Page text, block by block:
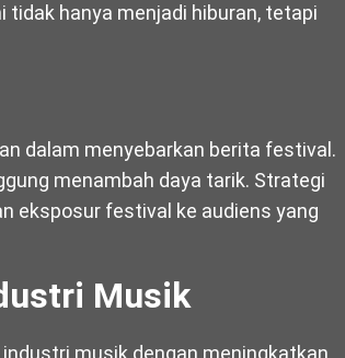
tidak hanya menjadi hiburan, tetapi
dalam menyebarkan berita festival.
menambah daya tarik. Strategi
eksposur festival ke audiens yang
Musik
musik dengan meningkatkan